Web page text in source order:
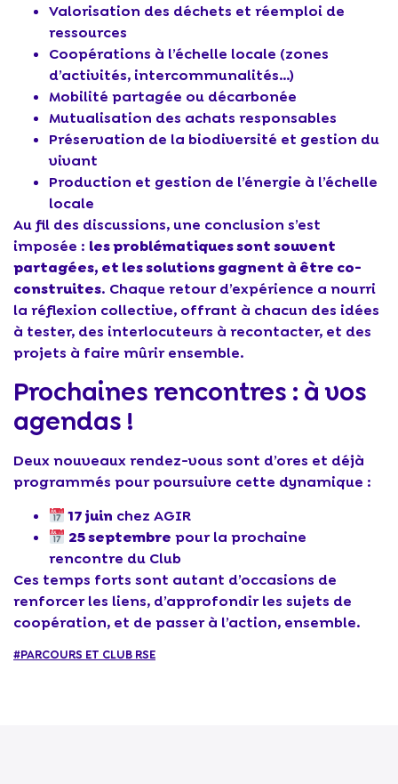
Valorisation des déchets et réemploi de
ressources
Coopérations à l’échelle locale (zones
d’activités, intercommunalités…)
Mobilité partagée ou décarbonée
Mutualisation des achats responsables
Préservation de la biodiversité et gestion du
vivant
Production et gestion de l’énergie à l’échelle
locale
Au fil des discussions, une conclusion s’est
imposée : les problématiques sont souvent
partagées, et les solutions gagnent à être co-
construites. Chaque retour d’expérience a nourri
la réflexion collective, offrant à chacun des idées
à tester, des interlocuteurs à recontacter, et des
projets à faire mûrir ensemble.
Prochaines rencontres : à vos
agendas !
Deux nouveaux rendez-vous sont d’ores et déjà
programmés pour poursuivre cette dynamique :
17 juin chez AGIR
25 septembre pour la prochaine
rencontre du Club
Ces temps forts sont autant d’occasions de
renforcer les liens, d’approfondir les sujets de
coopération, et de passer à l’action, ensemble.
#PARCOURS ET CLUB RSE